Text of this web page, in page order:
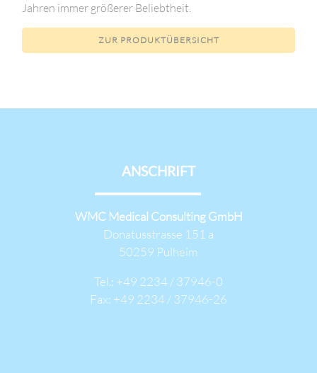
Jahren immer größerer Beliebtheit.
ZUR PRODUKTÜBERSICHT
ANSCHRIFT
WMC Medical Consulting GmbH
Donatusstrasse 151 a
50259 Pulheim
Tel.: +49 2234 / 37946-0
Fax: +49 2234 / 37946-26